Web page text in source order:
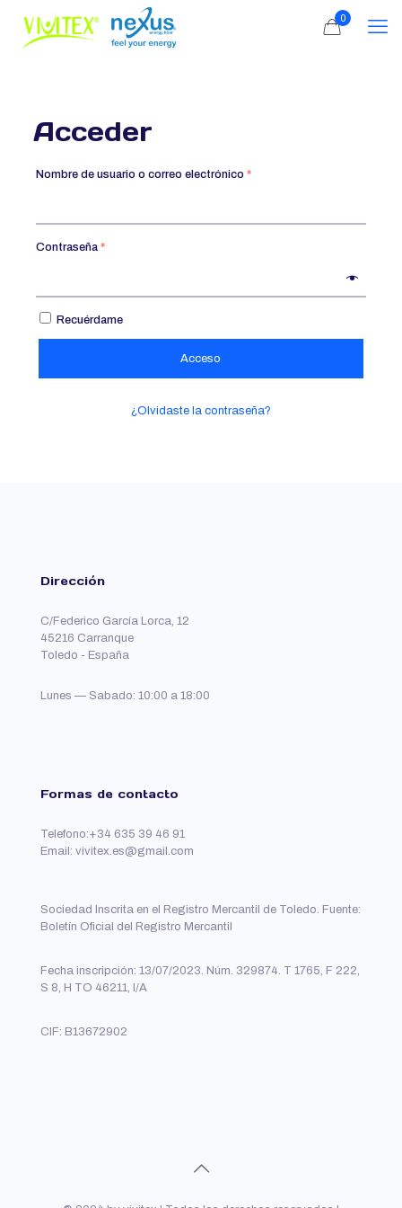
0
Acceder
Nombre de usuario o correo electrónico *
Contraseña *
Recuérdame
Acceso
¿Olvidaste la contraseña?
Dirección
C/Federico García Lorca, 12
45216 Carranque
Toledo - España
Lunes — Sabado: 10:00 a 18:00
Formas de contacto
Telefono:+34 635 39 46 91
Email: vivitex.es@gmail.com
Sociedad Inscrita en el Registro Mercantil de Toledo. Fuente:
Boletín Oficial del Registro Mercantil
Fecha inscripción: 13/07/2023. Núm. 329874. T 1765, F 222,
S 8, H TO 46211, I/A
CIF: B13672902